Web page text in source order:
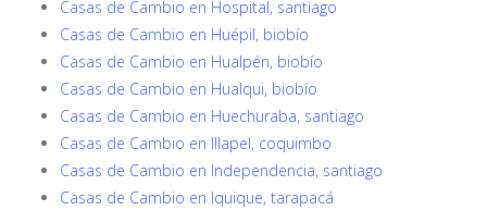
Casas de Cambio en Hospital, santiago
Casas de Cambio en Huépil, biobío
Casas de Cambio en Hualpén, biobío
Casas de Cambio en Hualqui, biobío
Casas de Cambio en Huechuraba, santiago
Casas de Cambio en Illapel, coquimbo
Casas de Cambio en Independencia, santiago
Casas de Cambio en Iquique, tarapacá